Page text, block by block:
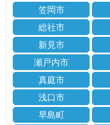
笠岡市
総社市
新見市
瀬戸内市
真庭市
浅口市
早島町